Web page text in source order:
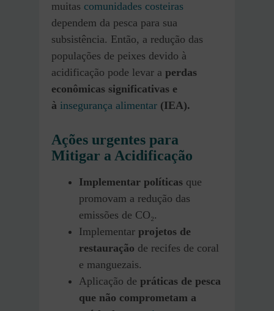
muitas comunidades costeiras
dependem da pesca para sua
subsistência. Então, a redução das
populações de peixes devido à
acidificação pode levar a perdas
econômicas significativas e
à insegurança alimentar ​ (IEA)​.
Ações urgentes para
Mitigar a Acidificação
Implementar políticas que
promovam a redução das
emissões de CO₂.
Implementar projetos de
restauração de recifes de coral
e manguezais.
Aplicação de práticas de pesca
que não comprometam a